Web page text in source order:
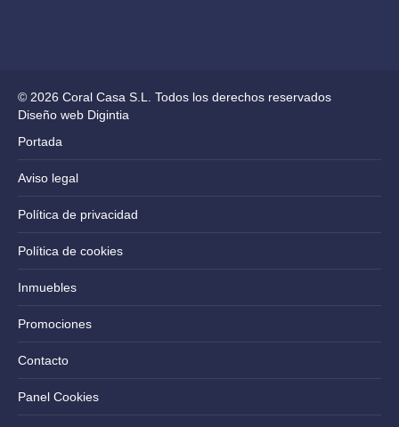
© 2026 Coral Casa S.L. Todos los derechos reservados
Diseño web Digintia
Portada
Aviso legal
Política de privacidad
Política de cookies
Inmuebles
Promociones
Contacto
Panel Cookies